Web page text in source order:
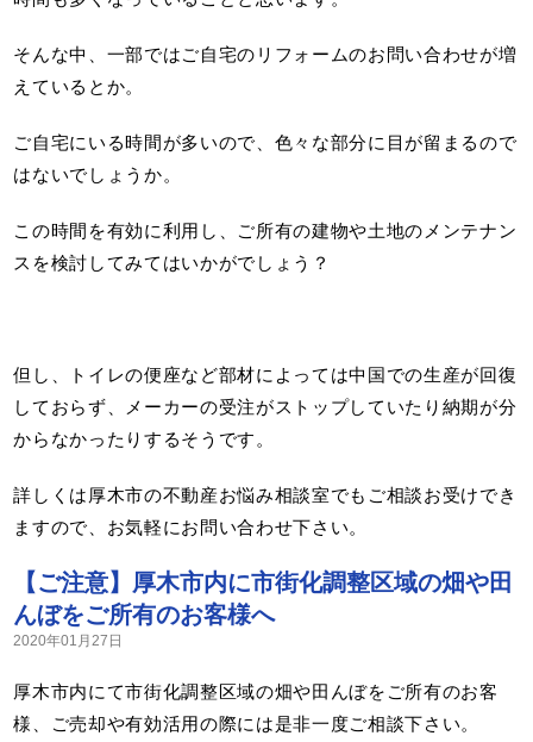
そんな中、一部ではご自宅のリフォームのお問い合わせが増
えているとか。
ご自宅にいる時間が多いので、色々な部分に目が留まるので
はないでしょうか。
この時間を有効に利用し、ご所有の建物や土地のメンテナン
スを検討してみてはいかがでしょう？
但し、トイレの便座など部材によっては中国での生産が回復
しておらず、メーカーの受注がストップしていたり納期が分
からなかったりするそうです。
詳しくは厚木市の不動産お悩み相談室でもご相談お受けでき
ますので、お気軽にお問い合わせ下さい。
【ご注意】厚木市内に市街化調整区域の畑や田
んぼをご所有のお客様へ
2020年01月27日
厚木市内にて市街化調整区域の畑や田んぼをご所有のお客
様、ご売却や有効活用の際には是非一度ご相談下さい。